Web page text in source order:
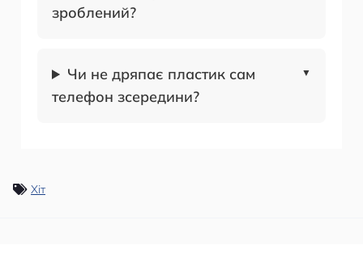
зроблений?
Чи не дряпає пластик сам
телефон зсередини?
Хіт